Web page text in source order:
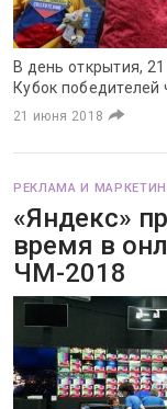
В день открытия,
Кубок
21 июня 2018
РЕКЛАМА И
«Яндекс»
время в
ЧМ-2018